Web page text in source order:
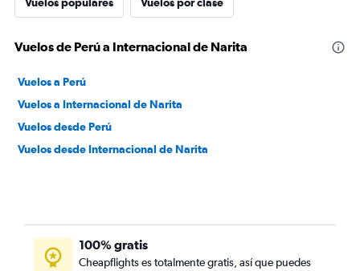
Vuelos populares Vuelos por clase
Vuelos de Perú a Internacional de Narita
Vuelos a Perú
Vuelos a Internacional de Narita
Vuelos desde Perú
Vuelos desde Internacional de Narita
100% gratis
Cheapflights es totalmente gratis, así que puedes